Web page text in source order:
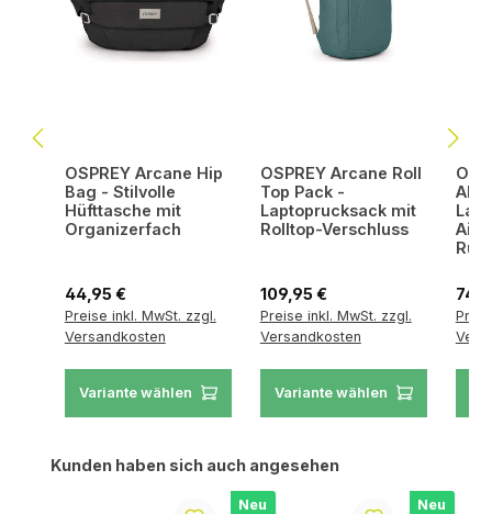
OSPREY Arcane Hip
Bag - Stilvolle
Hüfttasche mit
Organizerfach
Regulärer Preis:
44,95 €
Preise inkl. MwSt. zzgl.
Versandkosten
Variante wählen
OSPREY Arcane Roll
Top Pack -
Laptoprucksack mit
Rolltop-Verschluss
Regulärer Preis:
109,95 €
Preise inkl. MwSt. zzgl.
Versandkosten
Variante wählen
Produktgalerie überspringen
Kunden haben sich auch angesehen
Neu Neu